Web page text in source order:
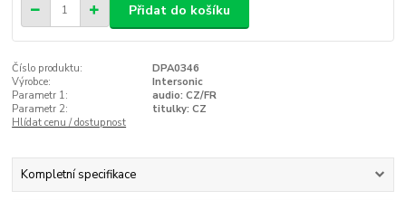
Přidat do košíku
Číslo produktu:
DPA0346
Výrobce:
Intersonic
Parametr 1:
audio: CZ/FR
Parametr 2:
titulky: CZ
Hlídat cenu / dostupnost
Kompletní specifikace